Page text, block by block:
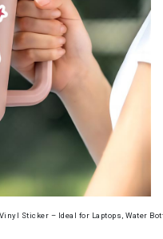
Sticker – Ideal for Laptops, Water